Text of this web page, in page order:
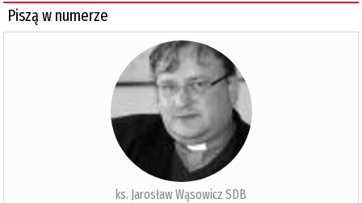
Piszą w numerze
ks. Jarosław Wąsowicz SDB